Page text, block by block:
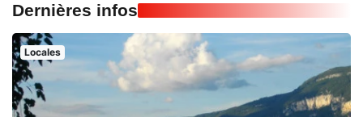
Dernières infos
Locales